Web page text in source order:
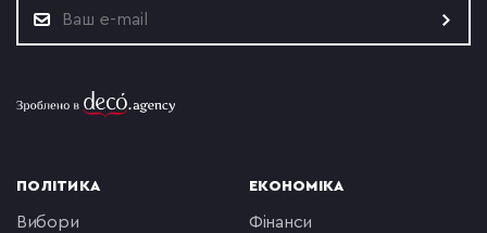
ПОЛІТИКА
вибори
ЕКОНОМІКА
фінанси